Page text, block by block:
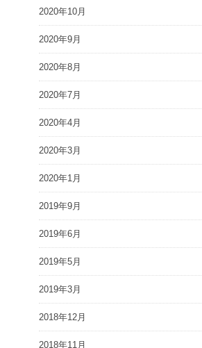
2020年10月
2020年9月
2020年8月
2020年7月
2020年4月
2020年3月
2020年1月
2019年9月
2019年6月
2019年5月
2019年3月
2018年12月
2018年11月